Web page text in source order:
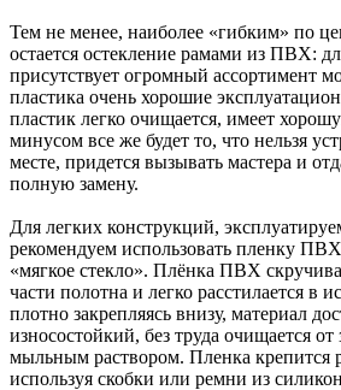
Тем не менее, наиболее «гибким» по
остается остекление рамами из ПВХ:
присутствует огромный ассортимент
пластика очень хорошие
пластик легко очищается, имеет
минусом все же будет то, что нельзя
месте, придется вызывать мастера и
полную замену.
Для легких конструкций,
рекомендуем использовать пленку
«мягкое стекло». Плёнка ПВХ
части полотна и легко расстилается в
плотно закрепляясь внизу, материал
износостойкий, без труда очищается
мыльным раствором. Пленка крепится
используя скобки или ремни из